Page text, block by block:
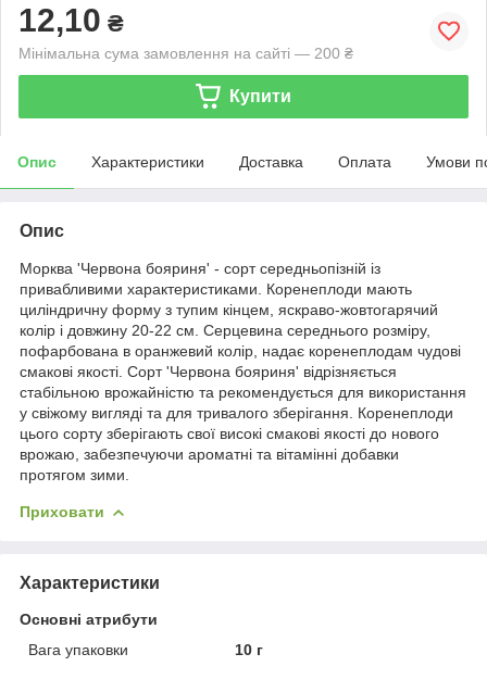
12,10 ₴
Мінімальна сума замовлення на сайті — 200 ₴
Купити
Опис Характеристики Доставка Оплата Умови
Опис
Морква 'Червона бояриня' - сорт середньопізній із
привабливими характеристиками. Коренеплоди мають
циліндричну форму з тупим кінцем, яскраво-жовтогарячий
колір і довжину 20-22 см. Серцевина середнього розміру,
пофарбована в оранжевий колір, надає коренеплодам чудові
смакові якості. Сорт 'Червона бояриня' відрізняється
стабільною врожайністю та рекомендується для використання
у свіжому вигляді та для тривалого зберігання. Коренеплоди
цього сорту зберігають свої високі смакові якості до нового
врожаю, забезпечуючи ароматні та вітамінні добавки
протягом зими.
Приховати
Характеристики
Основні атрибути
Вага упаковки
10 г